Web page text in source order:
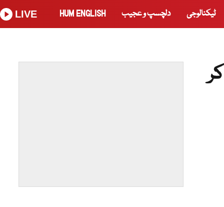
ٹیکنالوجی دلچسپ و عجیب HUM ENGLISH
LIVE